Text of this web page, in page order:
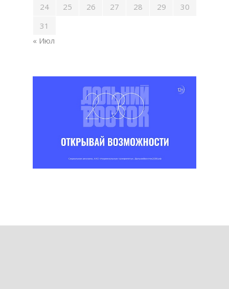
24
25 26 27 28 29
30
31
« Июл